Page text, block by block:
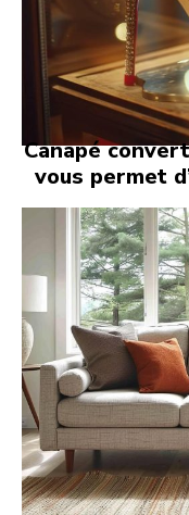
Canapé
vous permet